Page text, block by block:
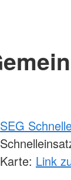
SEG
Karte: Link